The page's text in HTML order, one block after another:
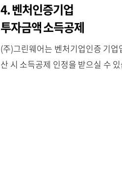
4. 벤처인증기업
투자금액 소득공제
(주)그린웨어는 벤처기업인증 기
산 시 소득공제 인정을 받으실 수